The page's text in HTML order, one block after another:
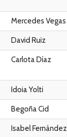
Mercedes Vegas
David Ruiz
Carlota Díaz
Idoia Yolti
Begoña Cid
Isabel Fernández